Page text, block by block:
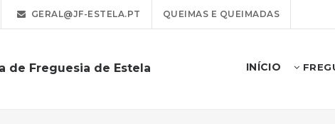
GERAL@JF-ESTELA.PT QUEIMAS E QUEIMADAS
de Freguesia de Estela INÍCIO